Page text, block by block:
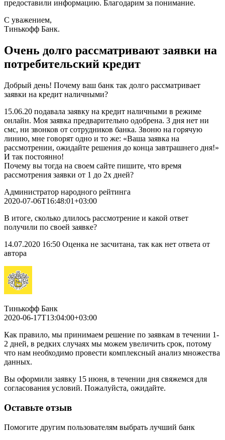
предоставили информацию. Благодарим за понимание.
С уважением,
Тинькофф Банк.
Очень долго рассматривают заявки на
потребительский кредит
Добрый день! Почему ваш банк так долго рассматривает
заявки на кредит наличными?
15.06.20 подавала заявку на кредит наличными в режиме
онлайн. Моя заявка предварительно одобрена. 3 дня нет ни
смс, ни звонков от сотрудников банка. Звоню на горячую
линию, мне говорят одно и то же: «Ваша заявка на
рассмотрении, ожидайте решения до конца завтрашнего дня!»
И так постоянно!
Почему вы тогда на своем сайте пишите, что время
рассмотрения заявки от 1 до 2х дней?
Администратор народного рейтинга
2020-07-06T16:48:01+03:00
В итоге, сколько длилось рассмотрение и какой ответ
получили по своей заявке?
14.07.2020 16:50 Оценка не засчитана, так как нет ответа от
автора
Тинькофф Банк
2020-06-17T13:04:00+03:00
Как правило, мы принимаем решение по заявкам в течении 1-
2 дней, в редких случаях мы можем увеличить срок, потому
что нам необходимо провести комплексный анализ множества
данных.
Вы оформили заявку 15 июня, в течении дня свяжемся для
согласования условий. Пожалуйста, ожидайте.
Оставьте отзыв
Помогите другим пользователям выбрать лучший банк